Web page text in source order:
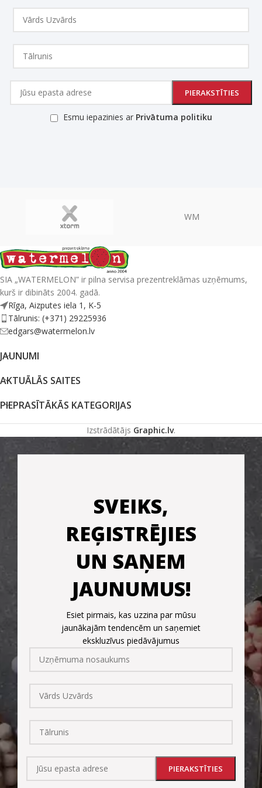
Esmu iepazinies ar Privātuma politiku
WM
SIA „WATERMELON” ir pilna servisa prezentreklāmas uzņēmums,
kurš ir dibināts 2004. gadā.
Rīga, Aizputes iela 1, K-5
Tālrunis: (+371) 29225936
edgars@watermelon.lv
JAUNUMI
AKTUĀLĀS SAITES
PIEPRASĪTĀKĀS KATEGORIJAS
Izstrādātājs Graphic.lv.
SVEIKS,
REĢISTRĒJIES
UN SAŅEM
JAUNUMUS!
Esiet pirmais, kas uzzina par mūsu
jaunākajām tendencēm un saņemiet
ekskluzīvus piedāvājumus